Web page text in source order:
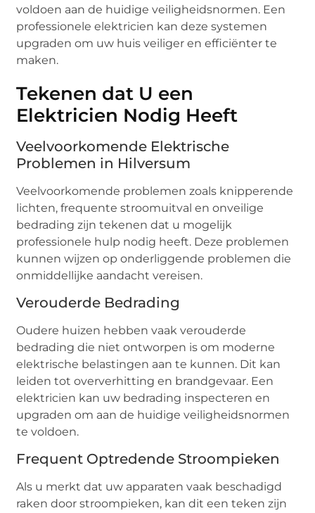
voldoen aan de huidige veiligheidsnormen. Een
professionele elektricien kan deze systemen
upgraden om uw huis veiliger en efficiënter te
maken.
Tekenen dat U een
Elektricien Nodig Heeft
Veelvoorkomende Elektrische
Problemen in Hilversum
Veelvoorkomende problemen zoals knipperende
lichten, frequente stroomuitval en onveilige
bedrading zijn tekenen dat u mogelijk
professionele hulp nodig heeft. Deze problemen
kunnen wijzen op onderliggende problemen die
onmiddellijke aandacht vereisen.
Verouderde Bedrading
Oudere huizen hebben vaak verouderde
bedrading die niet ontworpen is om moderne
elektrische belastingen aan te kunnen. Dit kan
leiden tot oververhitting en brandgevaar. Een
elektricien kan uw bedrading inspecteren en
upgraden om aan de huidige veiligheidsnormen
te voldoen.
Frequent Optredende Stroompieken
Als u merkt dat uw apparaten vaak beschadigd
raken door stroompieken, kan dit een teken zijn